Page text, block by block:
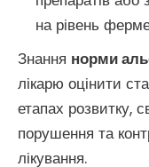
на рівень
Знання норми
лікарю оцінити
етапах розвитку,
порушення та
лікування.